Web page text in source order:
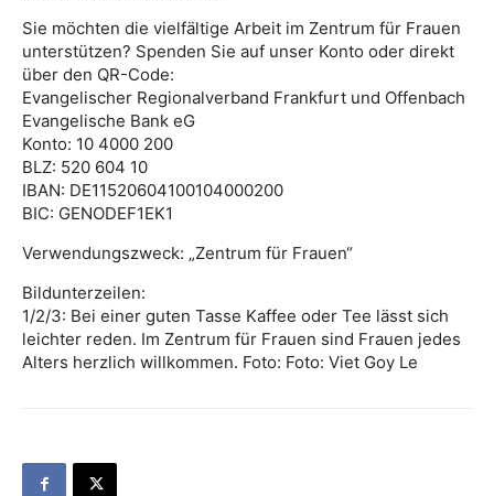
Sie möchten die vielfältige Arbeit im Zentrum für Frauen
unterstützen? Spenden Sie auf unser Konto oder direkt
über den QR-Code:
Evangelischer Regionalverband Frankfurt und Offenbach
Evangelische Bank eG
Konto: 10 4000 200
BLZ: 520 604 10
IBAN: DE11520604100104000200
BIC: GENODEF1EK1
Verwendungszweck: „Zentrum für Frauen“
Bildunterzeilen:
1/2/3: Bei einer guten Tasse Kaffee oder Tee lässt sich
leichter reden. Im Zentrum für Frauen sind Frauen jedes
Alters herzlich willkommen. Foto: Foto: Viet Goy Le